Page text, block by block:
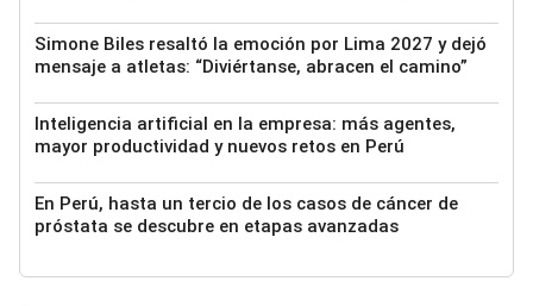
Simone Biles resaltó la emoción por Lima 2027 y dejó
mensaje a atletas: “Diviértanse, abracen el camino”
Inteligencia artificial en la empresa: más agentes,
mayor productividad y nuevos retos en Perú
En Perú, hasta un tercio de los casos de cáncer de
próstata se descubre en etapas avanzadas